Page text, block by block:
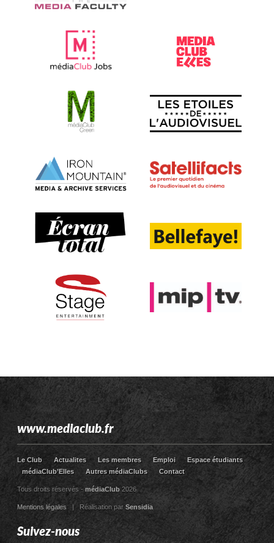
www.mediaclub.fr
Le Club Actualites Les membres Emploi
Espace étudiants
médiaClub’Elles
Autres médiaClubs Contact
Tous droits réservés -médiaClub 2026
Mentions légales| Réalisation parSensidia
Suivez-nous